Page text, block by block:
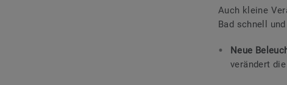
Auch kleine
Bad schnell
Neue
verändert